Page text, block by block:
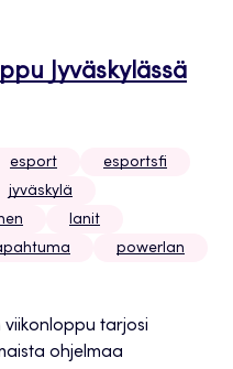
Jyväskylässä
esport
esportsfi
jyväskylä
lanit
powerlan
viikonloppu tarjosi
ohjelmaa